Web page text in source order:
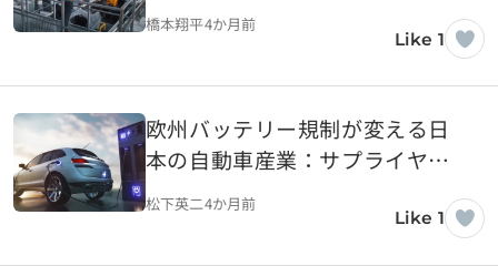
橋本翔平4か月前
Like 1
欧州バッテリー規制が変える日
本の自動車産業：サプライヤー
に求められる対応とは
松下英二4か月前
Like 1